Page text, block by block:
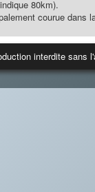
80km).
courue dans
interdite sans